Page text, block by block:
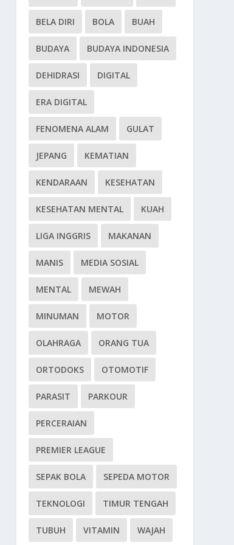
BELA DIRI BOLA BUAH
BUDAYA BUDAYA INDONESIA
DEHIDRASI DIGITAL
ERA DIGITAL
FENOMENA ALAM GULAT
JEPANG KEMATIAN
KENDARAAN KESEHATAN
KESEHATAN MENTAL KUAH
LIGA INGGRIS MAKANAN
MANIS MEDIA SOSIAL
MENTAL MEWAH
MINUMAN MOTOR
OLAHRAGA ORANG TUA
ORTODOKS OTOMOTIF
PARASIT PARKOUR
PERCERAIAN
PREMIER LEAGUE
SEPAK BOLA SEPEDA MOTOR
TEKNOLOGI TIMUR TENGAH
TUBUH VITAMIN WAJAH